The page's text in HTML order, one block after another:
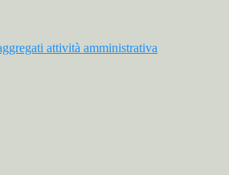
attività amministrativa